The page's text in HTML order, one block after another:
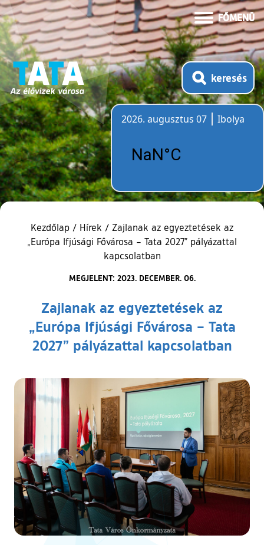
FŐMENÜ
keresés
2026. augusztus 07
Ibolya
Kezdőlap / Hírek / Zajlanak az egyeztetések az
„Európa Ifjúsági Fővárosa – Tata 2027” pályázattal
kapcsolatban
MEGJELENT: 2023. DECEMBER. 06.
Zajlanak az egyeztetések az
„Európa Ifjúsági Fővárosa – Tata
2027” pályázattal kapcsolatban